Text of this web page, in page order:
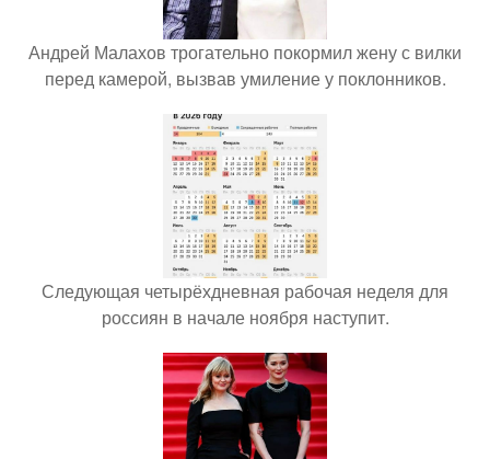
Андрей Малахов трогательно покормил жену с вилки
перед камерой, вызвав умиление у поклонников.
Следующая четырёхдневная рабочая неделя для
россиян в начале ноября наступит.